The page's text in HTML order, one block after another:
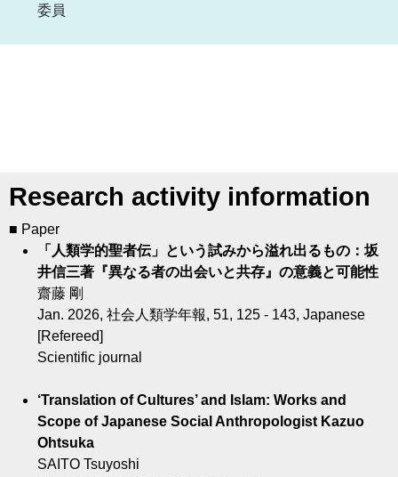
委員
Research activity information
■ Paper
「人類学的聖者伝」という試みから溢れ出るもの：坂
井信三著『異なる者の出会いと共存』の意義と可能性
齋藤 剛
Jan. 2026, 社会人類学年報, 51, 125 - 143, Japanese
[Refereed]
Scientific journal
‘Translation of Cultures’ and Islam: Works and
Scope of Japanese Social Anthropologist Kazuo
Ohtsuka
SAITO Tsuyoshi